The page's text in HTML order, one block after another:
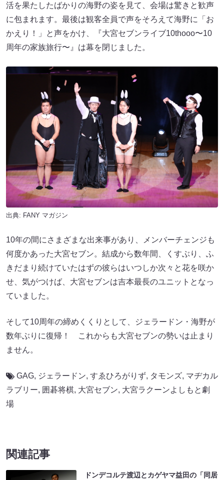
活を果たしたばかりの海野の姿を見て、会場は驚きと歓声
に包まれます。最後は観客全員で声をそろえて海野に「お
かえり！」と声をかけ、『大宮セブンライブ10thooo〜10
周年の家族旅行〜』は幕を閉じました。
出典: FANY マガジン
10年の間にさまざまな出来事があり、メンバーチェンジも
何度かあった大宮セブン。結成から数年間、くすぶり、ふ
きだまり続けていたはずの彼らはいつしか次々と花を咲か
せ、気がつけば、大宮セブンは吉本最長のユニットとなっ
ていました。
そして10周年の締めくくりとして、ジェラードン・海野が
数年ぶりに復帰！ これからも大宮セブンの勢いは止まり
ません。
GAG, ジェラードン, すゑひろがりず, タモンズ, マヂカル
ラブリー, 囲碁将棋, 大宮セブン, 大宮ラクーンよしもと劇
場
関連記事
ドンデコルテ渡辺とカゲヤマ益田の「同居